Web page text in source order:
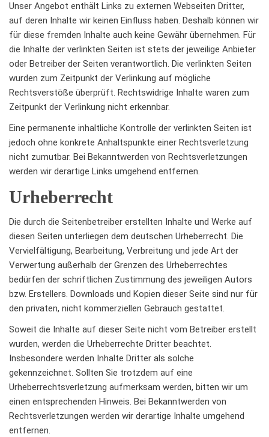
Unser Angebot enthält Links zu externen Webseiten Dritter,
auf deren Inhalte wir keinen Einfluss haben. Deshalb können wir
für diese fremden Inhalte auch keine Gewähr übernehmen. Für
die Inhalte der verlinkten Seiten ist stets der jeweilige Anbieter
oder Betreiber der Seiten verantwortlich. Die verlinkten Seiten
wurden zum Zeitpunkt der Verlinkung auf mögliche
Rechtsverstöße überprüft. Rechtswidrige Inhalte waren zum
Zeitpunkt der Verlinkung nicht erkennbar.
Eine permanente inhaltliche Kontrolle der verlinkten Seiten ist
jedoch ohne konkrete Anhaltspunkte einer Rechtsverletzung
nicht zumutbar. Bei Bekanntwerden von Rechtsverletzungen
werden wir derartige Links umgehend entfernen.
Urheberrecht
Die durch die Seitenbetreiber erstellten Inhalte und Werke auf
diesen Seiten unterliegen dem deutschen Urheberrecht. Die
Vervielfältigung, Bearbeitung, Verbreitung und jede Art der
Verwertung außerhalb der Grenzen des Urheberrechtes
bedürfen der schriftlichen Zustimmung des jeweiligen Autors
bzw. Erstellers. Downloads und Kopien dieser Seite sind nur für
den privaten, nicht kommerziellen Gebrauch gestattet.
Soweit die Inhalte auf dieser Seite nicht vom Betreiber erstellt
wurden, werden die Urheberrechte Dritter beachtet.
Insbesondere werden Inhalte Dritter als solche
gekennzeichnet. Sollten Sie trotzdem auf eine
Urheberrechtsverletzung aufmerksam werden, bitten wir um
einen entsprechenden Hinweis. Bei Bekanntwerden von
Rechtsverletzungen werden wir derartige Inhalte umgehend
entfernen.